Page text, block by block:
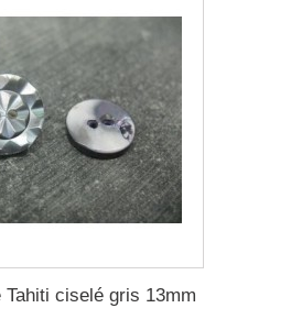
Tahiti ciselé gris 13mm